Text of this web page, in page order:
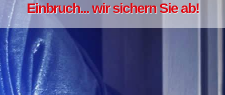
Einbruch... wir sichern Sie ab!